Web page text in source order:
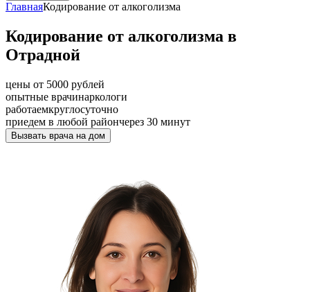
ГлавнаяКодирование от алкоголизма
Кодирование от алкоголизма в
Отрадной
цены от 5000 рублей
опытные врачинаркологи
работаемкруглосуточно
приедем в любой райончерез 30 минут
Вызвать врача на дом